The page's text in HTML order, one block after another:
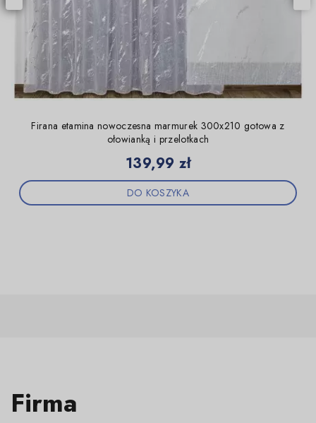
Firana etamina nowoczesna marmurek 300x210 gotowa z
ołowianką i przelotkach
Cena
139,99 zł
DO KOSZYKA
Firma